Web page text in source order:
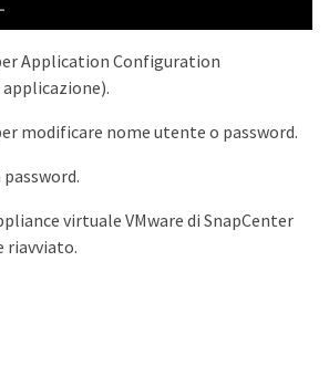
Application Configuration
modificare nome utente o password.
virtuale VMware di SnapCenter
riavviato.